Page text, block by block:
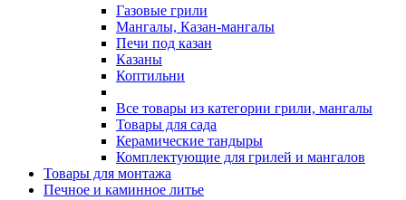
Газовые грили
Мангалы, Казан-мангалы
Печи под казан
Казаны
Коптильни
Все товары из категории грили, мангалы
Товары для сада
Керамические тандыры
Комплектующие для грилей и мангалов
Товары для монтажа
Печное и каминное литье